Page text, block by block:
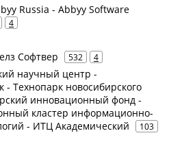
Russia - Abbyy Software
4
Софтвер 532 4
научный центр -
- Технопарк новосибирского
инновационный фонд -
кластер информационно-
- ИТЦ Академический
103